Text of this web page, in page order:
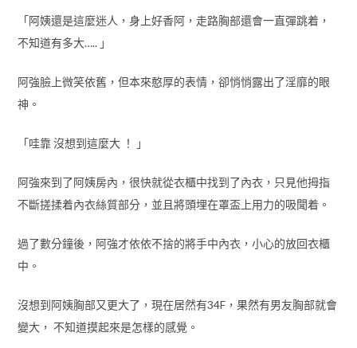
「阿姨還是這麼迷人，身上好香阿，走路胸部還會一直彈跳着，
不知道有多大….. 」
阿強臉上微笑依舊，但本來憨厚的表情，卻悄悄露出了淫靡的眼
神。
「哇靠 沒想到這麼大 ！ 」
阿強來到了阿姨房內，很快就從衣櫃中找到了內衣，只見他拇指
不斷搓揉着內衣絲質部分，並且將頭埋在罩盃上用力的吸聞着。
過了數分鐘後，阿強才依依不捨的將手中內衣，小心的放回衣櫃
中。
沒想到阿姨胸部又更大了，現在居然有34F，果然有男友胸部就會
變大， 不知道摸起來是怎樣的感覺。